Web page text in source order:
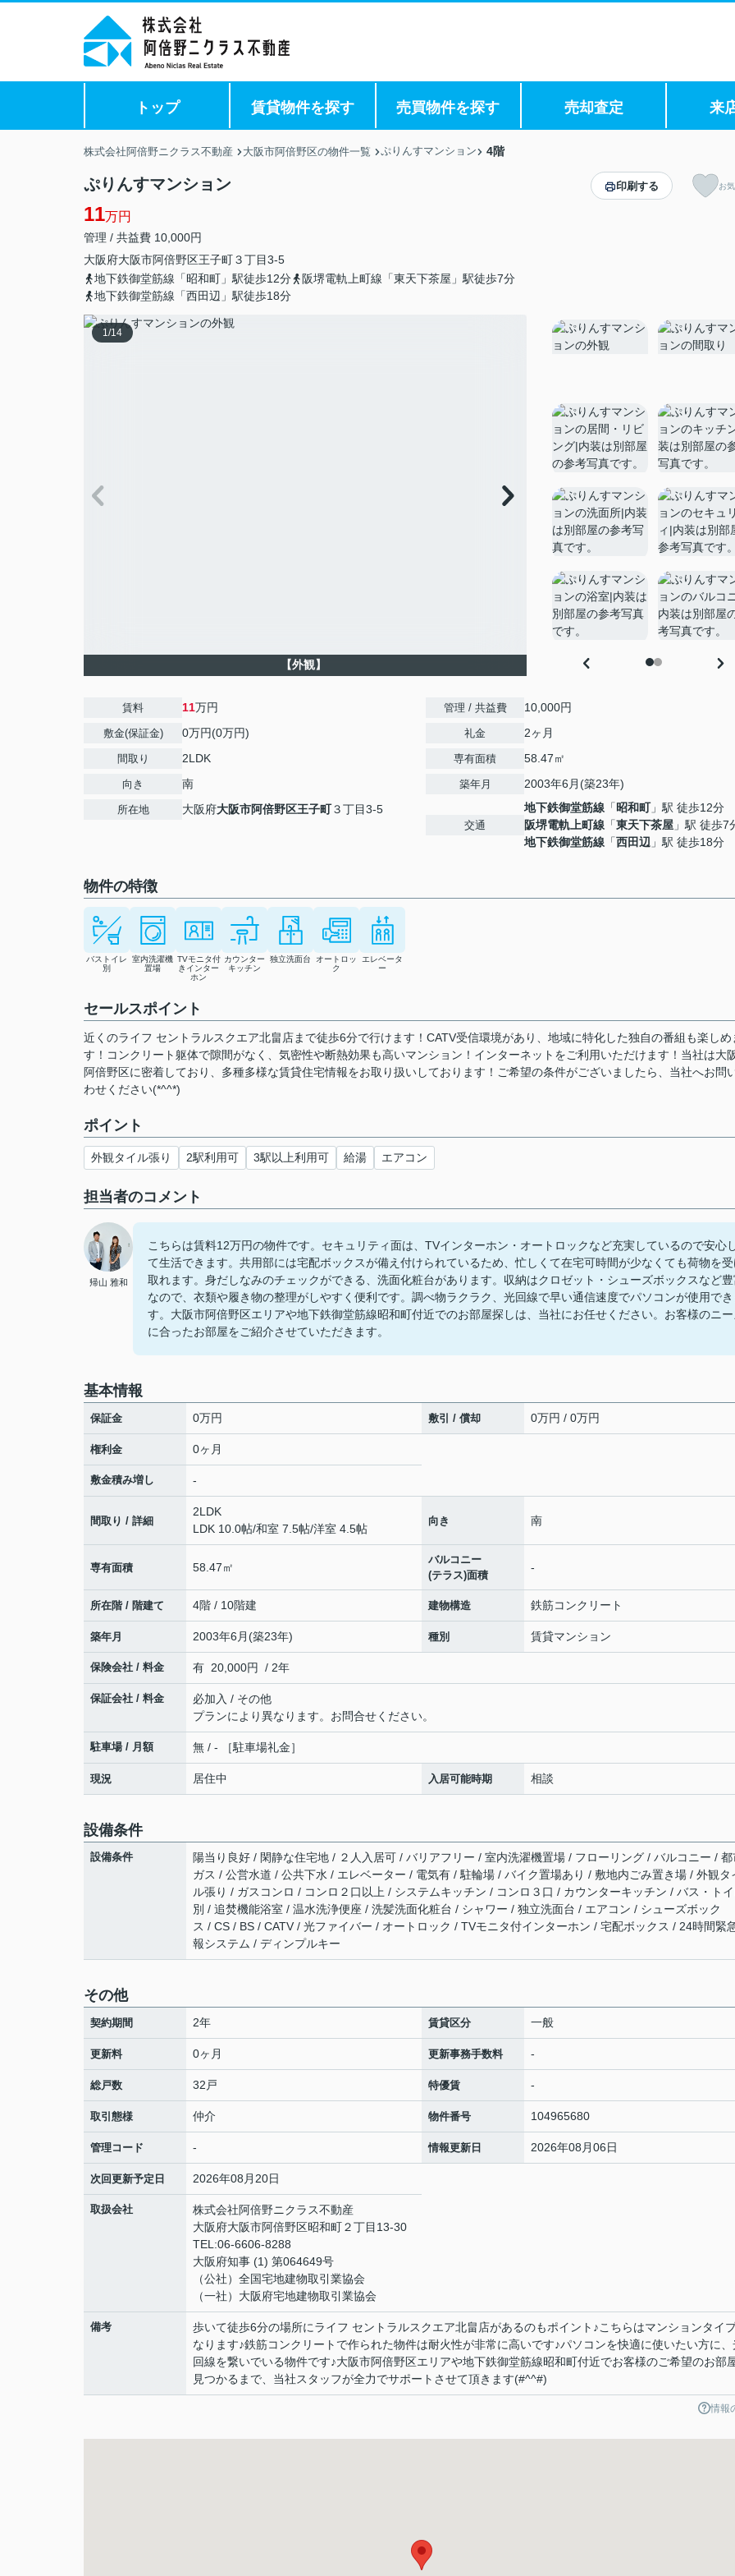
トップ 賃貸物件を探す 売買物件を探す 売却査定 来
株式会社阿倍野ニクラス不動産 大阪市阿倍野区の物件一覧 ぷりんすマンション 4階
ぷりんすマンション
11万円
管理 / 共益費 10,000円
大阪府大阪市阿倍野区王子町３丁目3-5
地下鉄御堂筋線「昭和町」駅徒歩12分
阪堺電軌上町線「東天下茶屋」駅徒歩7分
地下鉄御堂筋線「西田辺」駅徒歩18分
印刷する お
1/14
【外観】
賃料 11万円
敷金(保証金) 0万円(0万円)
間取り 2LDK
向き 南
所在地 大阪府大阪市阿倍野区王子町３丁目3-5
管理 / 共益費 10,000円
礼金 2ヶ月
専有面積 58.47㎡
築年月 2003年6月(築23年)
交通
地下鉄御堂筋線 「昭和町」駅 徒歩12分
阪堺電軌上町線 「東天下茶屋 」駅 徒歩7
地下鉄御堂筋線 「西田辺 」駅 徒歩18分
物件の特徴
バストイレ
別
室内洗濯機
置場
TVモニタ付
きインター
ホン
カウンター
キッチン
独立洗面台
オートロッ
ク
エレベータ
ー
セールスポイント
近くのライフ セントラルスクエア北畠店まで徒歩6分で行けます！CATV受信環境があり、地域に特化した独自の番組も楽しめ
す！コンクリート躯体で隙間がなく、気密性や断熱効果も高いマンション！インターネットをご利用いただけます！当社は大
阿倍野区に密着しており、多種多様な賃貸住宅情報をお取り扱いしております！ご希望の条件がございましたら、当社へお問
わせください(*^^*)
ポイント
外観タイル張り 2駅利用可 3駅以上利用可 給湯 エアコン
担当者のコメント
帰山 雅和
こちらは賃料12万円の物件です。セキュリティ面は、TVインターホン・オートロックなど充実しているので安心
て生活できます。共用部には宅配ボックスが備え付けられているため、忙しくて在宅可時間が少なくても荷物を受
取れます。身だしなみのチェックができる、洗面化粧台があります。収納はクロゼット・シューズボックスなど豊
なので、衣類や履き物の整理がしやすく便利です。調べ物ラクラク、光回線で早い通信速度でパソコンが使用でき
す。大阪市阿倍野区エリアや地下鉄御堂筋線昭和町付近でのお部屋探しは、当社にお任せください。お客様のニ
に合ったお部屋をご紹介させていただきます。
基本情報
保証金 0万円 敷引 / 償却 0万円 / 0万円
権利金 0ヶ月
敷金積み増し -
間取り / 詳細
2LDK
LDK 10.0帖/和室 7.5帖/洋室 4.5帖
向き 南
専有面積 58.47㎡
バルコニー
(テラス)面積
-
所在階 / 階建て 4階 / 10階建 建物構造 鉄筋コンクリート
築年月 2003年6月(築23年) 種別 賃貸マンション
保険会社 / 料金 有 20,000円 / 2年
保証会社 / 料金
必加入 / その他
プランにより異なります。お問合せください。
駐車場 / 月額 無 / - ［駐車場礼金］
現況 居住中 入居可能時期 相談
設備条件
設備条件
陽当り良好 / 閑静な住宅地 / ２人入居可 / バリアフリー / 室内洗濯機置場 / フローリング / バルコニー / 都
ガス / 公営水道 / 公共下水 / エレベーター / 電気有 / 駐輪場 / バイク置場あり / 敷地内ごみ置き場 / 外観タ
ル張り / ガスコンロ / コンロ２口以上 / システムキッチン / コンロ３口 / カウンターキッチン / バス・ト
別 / 追焚機能浴室 / 温水洗浄便座 / 洗髪洗面化粧台 / シャワー / 独立洗面台 / エアコン / シューズボック
ス / CS / BS / CATV / 光ファイバー / オートロック / TVモニタ付インターホン / 宅配ボックス / 24時間緊
報システム / ディンプルキー
その他
契約期間 2年 賃貸区分 一般
更新料 0ヶ月 更新事務手数料 -
総戸数 32戸 特優賃 -
取引態様 仲介 物件番号 104965680
管理コード - 情報更新日 2026年08月06日
次回更新予定日 2026年08月20日
取扱会社
株式会社阿倍野ニクラス不動産
大阪府大阪市阿倍野区昭和町２丁目13-30
TEL:06-6606-8288
大阪府知事 (1) 第064649号
（公社）全国宅地建物取引業協会
（一社）大阪府宅地建物取引業協会
備考
歩いて徒歩6分の場所にライフ セントラルスクエア北畠店があるのもポイント♪こちらはマンションタイ
なります♪鉄筋コンクリートで作られた物件は耐火性が非常に高いです♪パソコンを快適に使いたい方に、
回線を繋いでいる物件です♪大阪市阿倍野区エリアや地下鉄御堂筋線昭和町付近でお客様のご希望のお部
見つかるまで、当社スタッフが全力でサポートさせて頂きます(#^^#)
情報